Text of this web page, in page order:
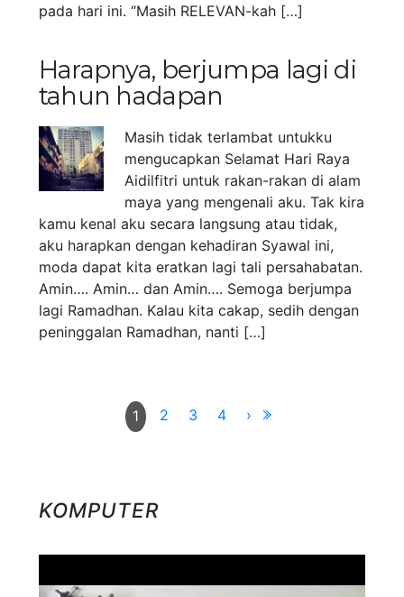
pada hari ini. “Masih RELEVAN-kah […]
Harapnya, berjumpa lagi di
tahun hadapan
Masih tidak terlambat untukku
mengucapkan Selamat Hari Raya
Aidilfitri untuk rakan-rakan di alam
maya yang mengenali aku. Tak kira
kamu kenal aku secara langsung atau tidak,
aku harapkan dengan kehadiran Syawal ini,
moda dapat kita eratkan lagi tali persahabatan.
Amin…. Amin… dan Amin…. Semoga berjumpa
lagi Ramadhan. Kalau kita cakap, sedih dengan
peninggalan Ramadhan, nanti […]
1 2 3 4 ›
KOMPUTER